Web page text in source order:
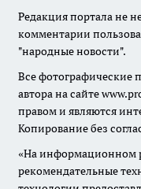
Редакция портала не
комментарии
"народные новости".
Все фотографические
автора на сайте
правом и являются
Копирование без
«На информационном
рекомендательные